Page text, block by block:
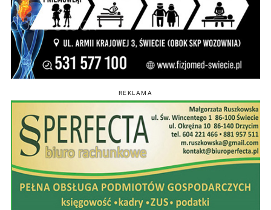
REKLAMA